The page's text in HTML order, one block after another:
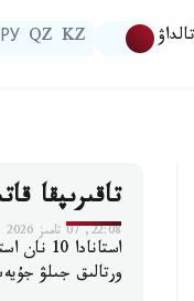
تالداۋ KZ
QZ
РУ
تاقىرىپقا
22:08, 07 تامىز 2026
ورتالىق جىلۋ